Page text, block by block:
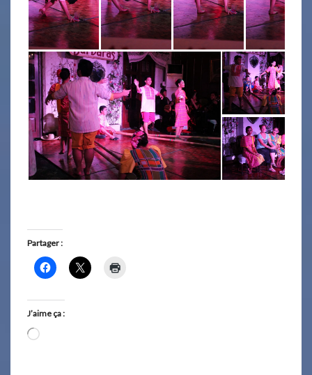
Partager :
J’aime ça :
Chargement…